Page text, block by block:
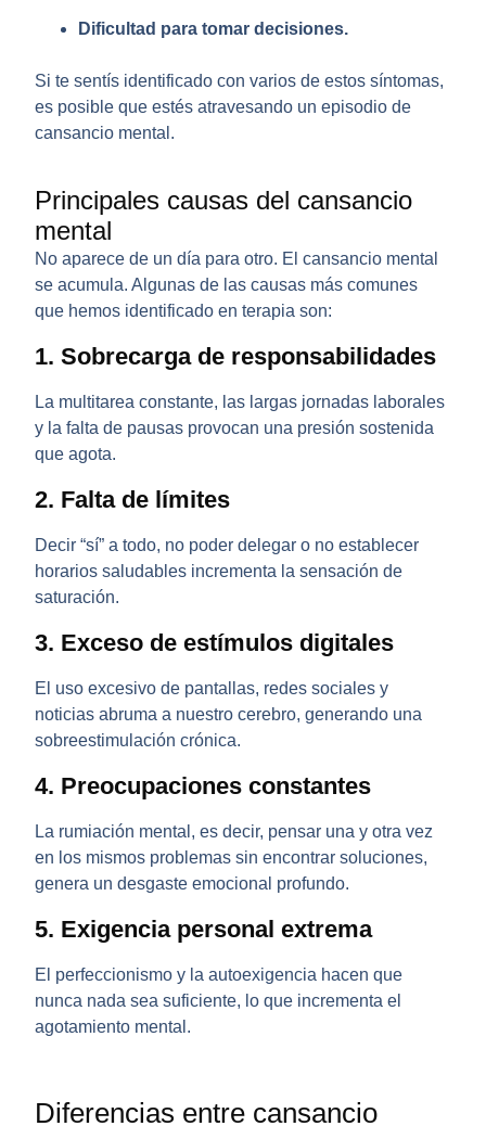
Dificultad para tomar decisiones.
Si te sentís identificado con varios de estos síntomas,
es posible que estés atravesando un episodio de
cansancio mental .
Principales causas del cansancio
mental
No aparece de un día para otro. Elcansancio mental
se acumula. Algunas de las causas más comunes
que hemos identificado en terapia son:
1. Sobrecarga de responsabilidades
La multitarea constante, las largas jornadas laborales
y la falta de pausas provocan una presión sostenida
que agota.
2. Falta de límites
Decir “sí” a todo, no poder delegar o no establecer
horarios saludables incrementa la sensación de
saturación.
3. Exceso de estímulos digitales
El uso excesivo de pantallas, redes sociales y
noticias abruma a nuestro cerebro, generando una
sobreestimulación crónica.
4. Preocupaciones constantes
La rumiación mental, es decir, pensar una y otra vez
en los mismos problemas sin encontrar soluciones,
genera un desgaste emocional profundo.
5. Exigencia personal extrema
El perfeccionismo y la autoexigencia hacen que
nunca nada sea suficiente, lo que incrementa el
agotamiento mental.
Diferencias entre cansancio